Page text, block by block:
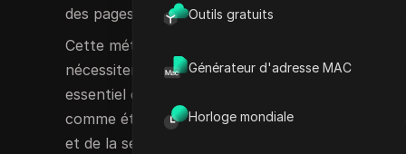
Outils gratuits
Générateur d'adresse MAC
Horloge mondiale
des pages Web et des applications.
Cette méthode est fréquemment utilisée dans
nécessitent un comportement utilisateur
essentiel d’obtenir des mouvements de souris
comme étant automatisée, ce qui améliore
et de la sécurité.